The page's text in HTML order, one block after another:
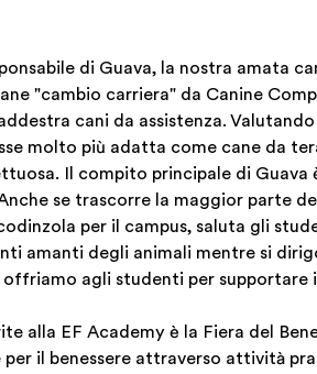
di Guava, la nostra amata
"cambio carriera" da Canine
cani da assistenza.
molto più adatta come cane da
Il compito principale di
se trascorre la maggior parte
per il campus, saluta gli
amanti degli animali mentre si
agli studenti per supportare
alla EF Academy è la Fiera del
il benessere attraverso attività